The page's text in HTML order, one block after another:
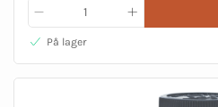
På lager